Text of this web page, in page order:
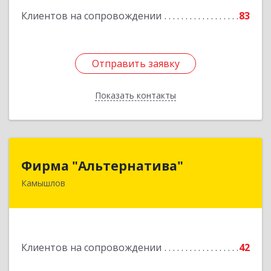
Клиентов на сопровождении 83
Отправить заявку
Показать контакты
Отправить заявку
Назад
Фирма "Альтернатива"
Камышлов
Клиентов на сопровождении 42
624860, Свердловская обл, Камышлов г, Ленина